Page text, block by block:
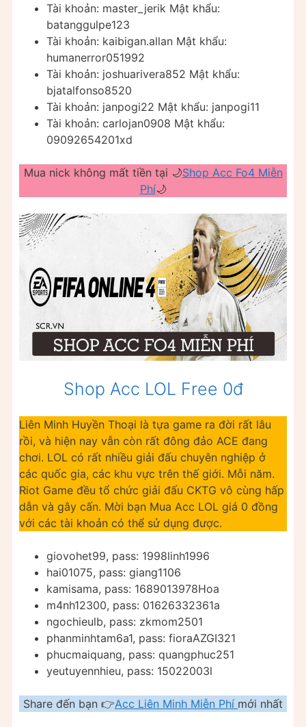
Tài khoản: master_jerik Mật khẩu:
batanggulpe123
Tài khoản: kaibigan.allan Mật khẩu:
humanerror051992
Tài khoản: joshuarivera852 Mật khẩu:
bjatalfonso8520
Tài khoản: janpogi22 Mật khẩu: janpogi11
Tài khoản: carlojan0908 Mật khẩu:
09092654201xd
Mua nick không mất tiền tại 🌙Shop Acc Fo4 Miễn
Phí🌙
Shop Acc LOL Free 0đ
Liên Minh Huyền Thoại là tựa game ra đời rất lâu
rồi, và hiện nay vẫn còn rất đông đảo ACE đang
chơi. LOL có rất nhiều giải đấu chuyên nghiệp ở
các quốc gia, các khu vực trên thế giới. Mỗi năm.
Riot Game đều tổ chức giải đấu CKTG vô cùng hấp
dẫn và gây cấn. Mời bạn Mua Acc LOL giá 0 đồng
với các tài khoản có thể sử dụng được.
giovohet99, pass: 1998linh1996
hai01075, pass: giang1106
kamisama, pass: 1689013978Hoa
m4nh12300, pass: 01626332361a
ngochieulb, pass: zkmom2501
phanminhtam6a1, pass: fioraAZGI321
phucmaiquang, pass: quangphuc251
yeutuyennhieu, pass: 15022003l
Share đến bạn 👉Acc Liên Minh Miễn Phí mới nhất